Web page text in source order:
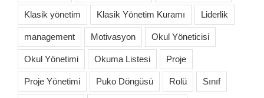
Klasik yönetim Klasik Yönetim Kuramı Liderlik
management Motivasyon Okul Yöneticisi
Okul Yönetimi Okuma Listesi Proje
Proje Yönetimi Puko Döngüsü Rolü Sınıf